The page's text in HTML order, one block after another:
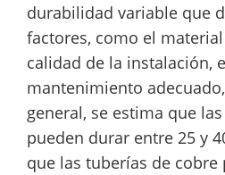
durabilidad variable que
factores, como el
calidad de la instalación,
mantenimiento
general, se estima que
pueden durar entre 25 y
que las tuberías de cobre